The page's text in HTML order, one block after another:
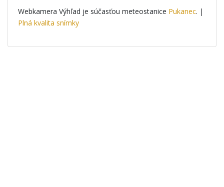
Webkamera Výhľad je súčasťou meteostanice Pukanec. |
Plná kvalita snímky